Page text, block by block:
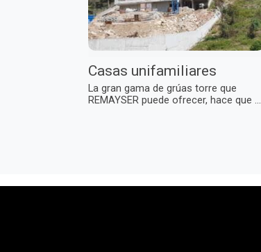
Casas unifamiliares
La gran gama de grúas torre que
REMAYSER puede ofrecer, hace que ...